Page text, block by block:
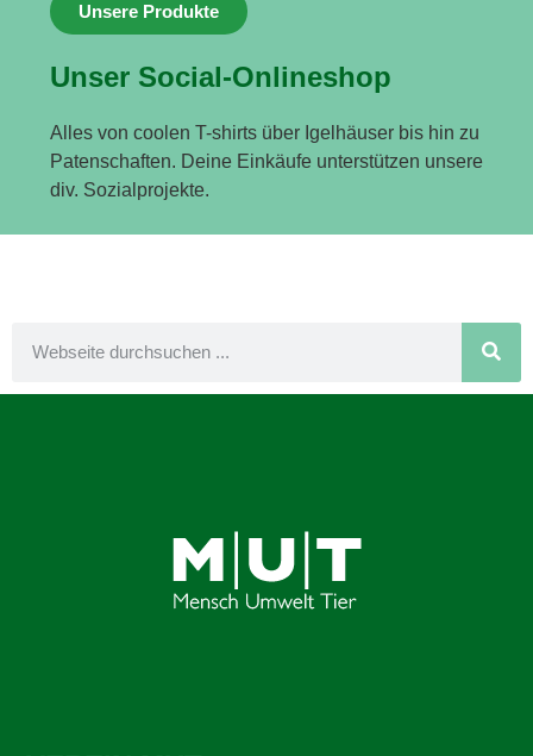
Unsere Produkte
Unser Social-Onlineshop
Alles von coolen T-shirts über Igelhäuser bis hin zu
Patenschaften. Deine Einkäufe unterstützen unsere
div. Sozialprojekte.